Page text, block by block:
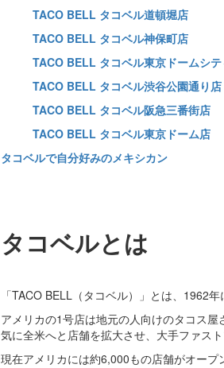
TACO BELL タコベル道頓堀店
TACO BELL タコベル神保町店
TACO BELL タコベル東京ドームシ
TACO BELL タコベル渋谷公園通り店
TACO BELL タコベル阪急三番街店
TACO BELL タコベル東京ドーム店
タコベルで自分好みのメキシカン
タコベルとは
「TACO BELL（タコベル）」とは、1962
アメリカの1号店は地元の人向けのタコス
気に全米へと店舗を拡大させ、大手ファス
現在アメリカには約6,000もの店舗がオープ